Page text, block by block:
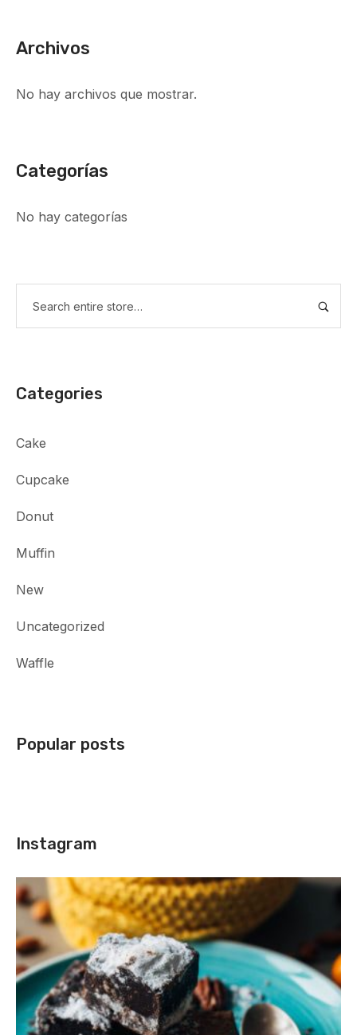
Archivos
No hay archivos que mostrar.
Categorías
No hay categorías
Categories
Cake
Cupcake
Donut
Muffin
New
Uncategorized
Waffle
Popular posts
Instagram